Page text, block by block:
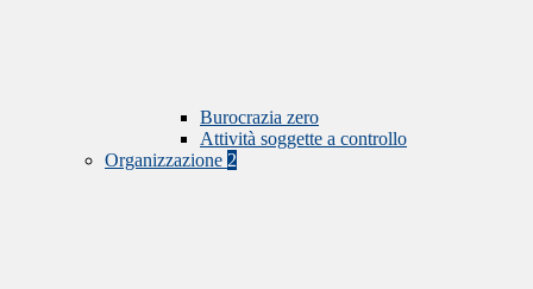
Burocrazia zero
Attività soggette a controllo
Organizzazione 2